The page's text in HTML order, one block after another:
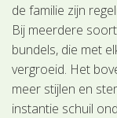
de familie zijn
Bij meerdere
bundels, die met
vergroeid. Het
meer stijlen en
instantie schuil